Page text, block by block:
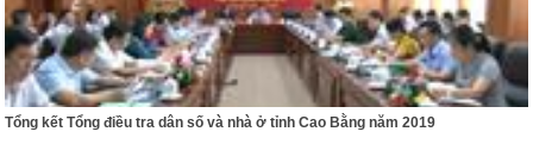
Tổng kết Tổng điều tra dân số và nhà ở tỉnh Cao Bằng năm 2019